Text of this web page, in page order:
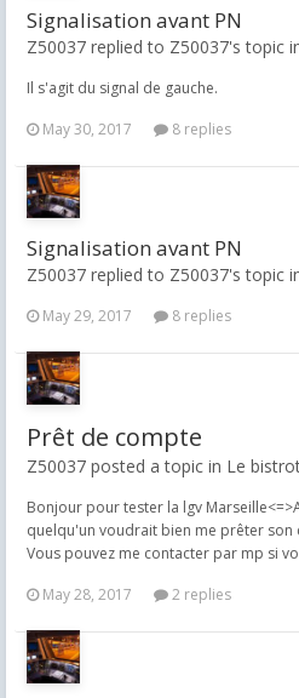
Signalisation avant PN
Z50037 replied to Z50037's topic
Il s'agit du signal de gauche.
May 30, 2017
8 replies
Signalisation avant PN
Z50037 replied to Z50037's topic
May 29, 2017 8 replies
Prêt de compte
Z50037 posted a topic in Le
Bonjour pour tester la lgv
quelqu'un voudrait bien me prêter son
Vous pouvez me contacter par mp si
May 28, 2017
2 replies